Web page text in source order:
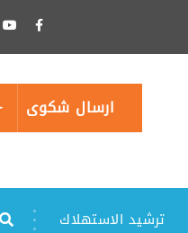
ارسال شكوى
ترشيد الاستهلاك